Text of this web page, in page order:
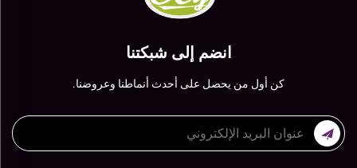
انضم إلى شبكتنا
كن أول من يحصل على أحدث أنماطنا وعروضنا.